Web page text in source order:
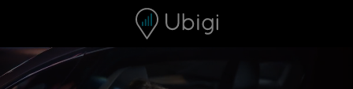
Barre de navigation